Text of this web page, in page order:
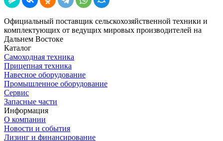
Официальный поставщик сельскохозяйственной техники и
комплектующих от ведущих мировых производителей на
Дальнем Востоке
Каталог
Самоходная техника
Прицепная техника
Навесное оборудование
Промышленное оборудование
Сервис
Запасные части
Информация
О компании
Новости и события
Лизинг и финансирование